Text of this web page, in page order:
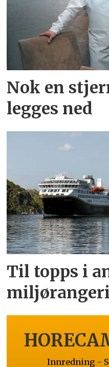
Nok en
legges ned
Til topps i
Innredning -